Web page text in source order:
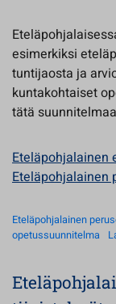
esimerkiksi
tuntijaosta ja
kuntakohtaiset
tätä
Eteläpohjalainen
Eteläpohjalainen
Eteläpohjalainen
opetussuunnitelma